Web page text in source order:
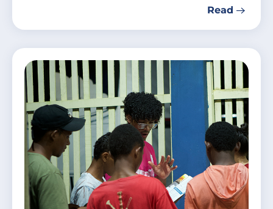
Read